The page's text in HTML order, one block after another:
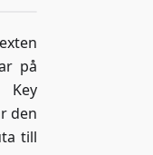
på
den
till